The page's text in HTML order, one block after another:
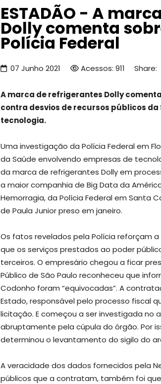
ESTADÃO - A
Dolly comenta
Polícia Federal
07 Junho 2021 Acessos: 911 Share:
A marca de refrigerantes Dolly
contra desvios de recursos públicos
tecnologia.
Uma investigação da Polícia Federal em
da Saúde envolvendo empresas de
da marca de refrigerantes Dolly em
a maior companhia de Big Data da
Hemorragia, da Polícia Federal em Santa
de Paula Junior preso em janeiro.
Os fatos revelados pela Polícia reforçam
que os serviços prestados ao poder
terceiros. O empresário chegou a ficar
Público de São Paulo reconheceu que
Codonho foram “equivocadas”. A
Estado, responsável pelo processo fiscal
licitação. E começou a ser investigada no
abruptamente pela cúpula do órgão. Por
determinou o levantamento do sigilo do
A veracidade dos dados fornecidos pela
públicos que a contratam, também foi